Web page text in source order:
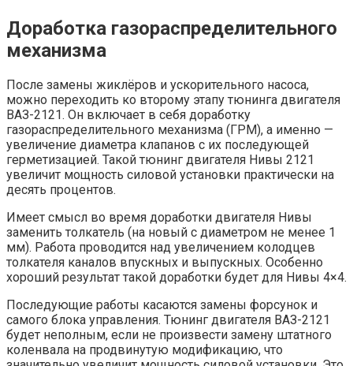
Доработка газораспределительного
механизма
После замены жиклёров и ускорительного насоса,
можно переходить ко второму этапу тюнинга двигателя
ВАЗ-2121. Он включает в себя доработку
газораспределительного механизма (ГРМ), а именно —
увеличение диаметра клапанов с их последующей
герметизацией. Такой тюнинг двигателя Нивы 2121
увеличит мощность силовой установки практически на
десять процентов.
Имеет смысл во время доработки двигателя Нивы
заменить толкатель (на новый с диаметром не менее 1
мм). Работа проводится над увеличением колодцев
толкателя каналов впускных и выпускных. Особенно
хороший результат такой доработки будет для Нивы 4×4.
Последующие работы касаются замены форсунок и
самого блока управления. Тюнинг двигателя ВАЗ-2121
будет неполным, если не произвести замену штатного
коленвала на продвинутую модификацию, что